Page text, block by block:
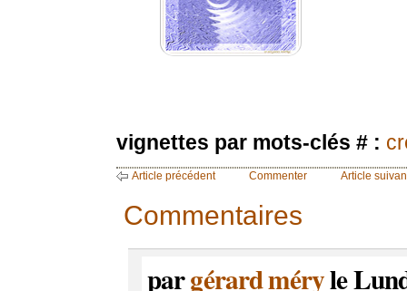
vignettes par mots-clés # :
Article précédent Commenter Article
Commentaires
pargérard méryle